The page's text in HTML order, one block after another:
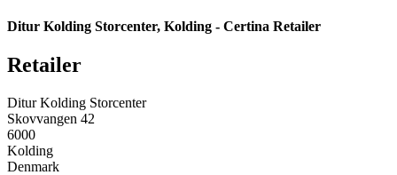
Ditur Kolding Storcenter, Kolding - Certina Retailer
Retailer
Ditur Kolding Storcenter
Skovvangen 42
6000
Kolding
Denmark